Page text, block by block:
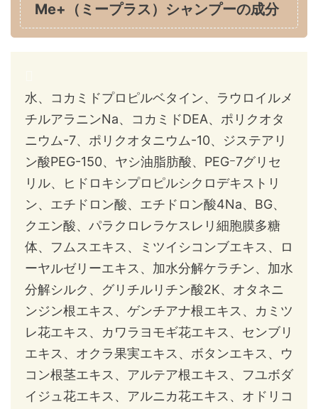
Me+（ミープラス）シャンプーの成分
水、コカミドプロピルベタイン、ラウロイルメ
チルアラニンNa、コカミドDEA、ポリクオタ
ニウム-7、ポリクオタニウム-10、ジステアリ
ン酸PEG-150、ヤシ油脂肪酸、PEGｰ7グリセ
リル、ヒドロキシプロピルシクロデキストリ
ン、エチドロン酸、エチドロン酸4Na、BG、
クエン酸、パラクロレラケスレリ細胞膜多糖
体、フムスエキス、ミツイシコンブエキス、ロ
ーヤルゼリーエキス、加水分解ケラチン、加水
分解シルク、グリチルリチン酸2K、オタネニ
ンジン根エキス、ゲンチアナ根エキス、カミツ
レ花エキス、カワラヨモギ花エキス、センブリ
エキス、オクラ果実エキス、ボタンエキス、ウ
コン根茎エキス、アルテア根エキス、フユボダ
イジュ花エキス、アルニカ花エキス、オドリコ